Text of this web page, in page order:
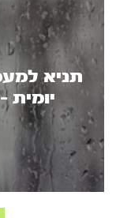
תניא
יומית -